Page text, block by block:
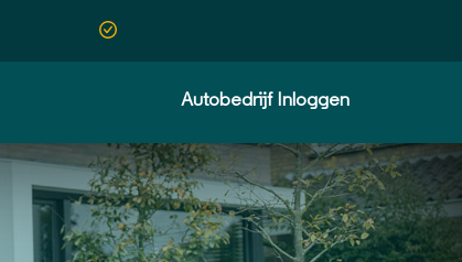
Autobedrijf Inloggen